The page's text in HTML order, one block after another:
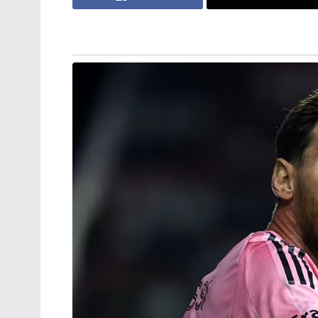
നടത്തിയിരുന്നതായും അന്വേഷണസംഘം
ഐഎസ്‌ഐയുടെ (ISI) ഉന്നത
സമ്പർക്കം പുലർത്തിയിരുന്നതായും
അറസ്റ്റോടെ അമർനാഥ് യാത്ര തകർക്കാൻ
അതേസമയം, ലക്ഷക്കണക്കിന്
ഉറപ്പാക്കുന്നതിനായി ജമ്മു
സംയുക്തമായി വൻതോതിൽ മോക്ക്
ബൽതാൽ എന്നീ രണ്ട് പ്രധാന യാത്ര
അടിയന്തര രക്ഷാപ്രവർത്തനം എന്നിവ
സിആർപിഎഫ് (CRPF), ജമ്മു കശ്മീർ
ആൻഡ് റെസ്ക്യൂ ടീം എന്നിവർ